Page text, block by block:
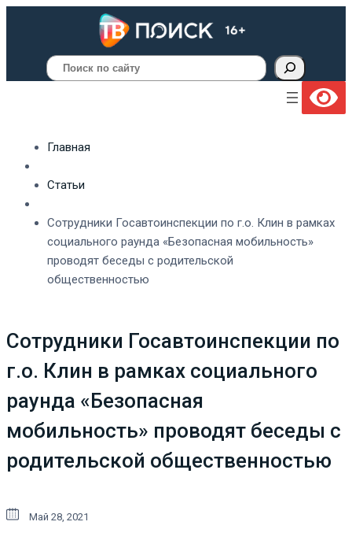
Поиск
Главная
Статьи
Сотрудники Госавтоинспекции по г.о. Клин в рамках
социального раунда «Безопасная мобильность»
проводят беседы с родительской
общественностью
Сотрудники Госавтоинспекции по
г.о. Клин в рамках социального
раунда «Безопасная
мобильность» проводят беседы с
родительской общественностью
Май 28, 2021